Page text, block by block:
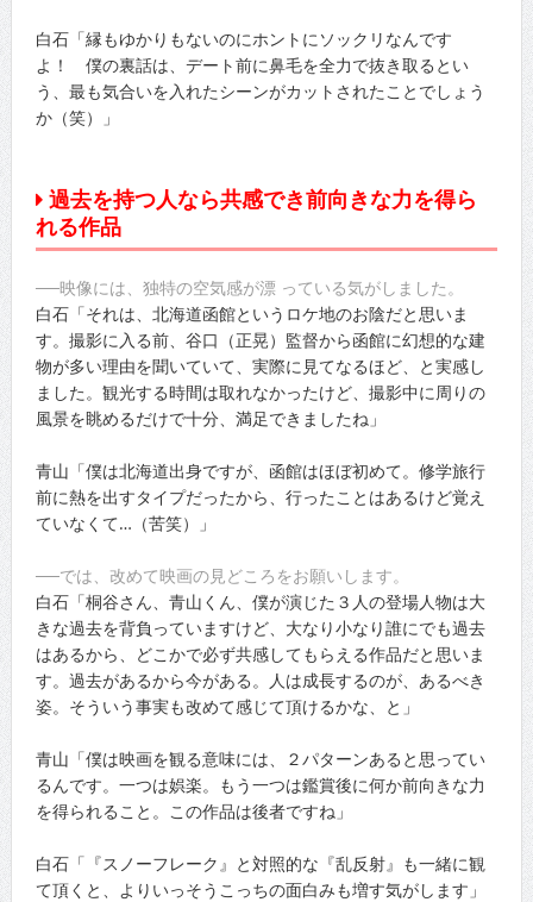
白石「縁もゆかりもないのにホントにソックリなんです
よ！ 僕の裏話は、デート前に鼻毛を全力で抜き取るとい
う、最も気合いを入れたシーンがカットされたことでしょう
か（笑）」
過去を持つ人なら共感でき前向きな力を得ら
れる作品
──映像には、独特の空気感が漂 っている気がしました。
白石「それは、北海道函館というロケ地のお陰だと思いま
す。撮影に入る前、谷口（正晃）監督から函館に幻想的な建
物が多い理由を聞いていて、実際に見てなるほど、と実感し
ました。観光する時間は取れなかったけど、撮影中に周りの
風景を眺めるだけで十分、満足できましたね」
青山「僕は北海道出身ですが、函館はほぼ初めて。修学旅行
前に熱を出すタイプだったから、行ったことはあるけど覚え
ていなくて…（苦笑）」
──では、改めて映画の見どころをお願いします。
白石「桐谷さん、青山くん、僕が演じた３人の登場人物は大
きな過去を背負っていますけど、大なり小なり誰にでも過去
はあるから、どこかで必ず共感してもらえる作品だと思いま
す。過去があるから今がある。人は成長するのが、あるべき
姿。そういう事実も改めて感じて頂けるかな、と」
青山「僕は映画を観る意味には、２パターンあると思ってい
るんです。一つは娯楽。もう一つは鑑賞後に何か前向きな力
を得られること。この作品は後者ですね」
白石「『スノーフレーク』と対照的な『乱反射』も一緒に観
て頂くと、よりいっそうこっちの面白みも増す気がします」